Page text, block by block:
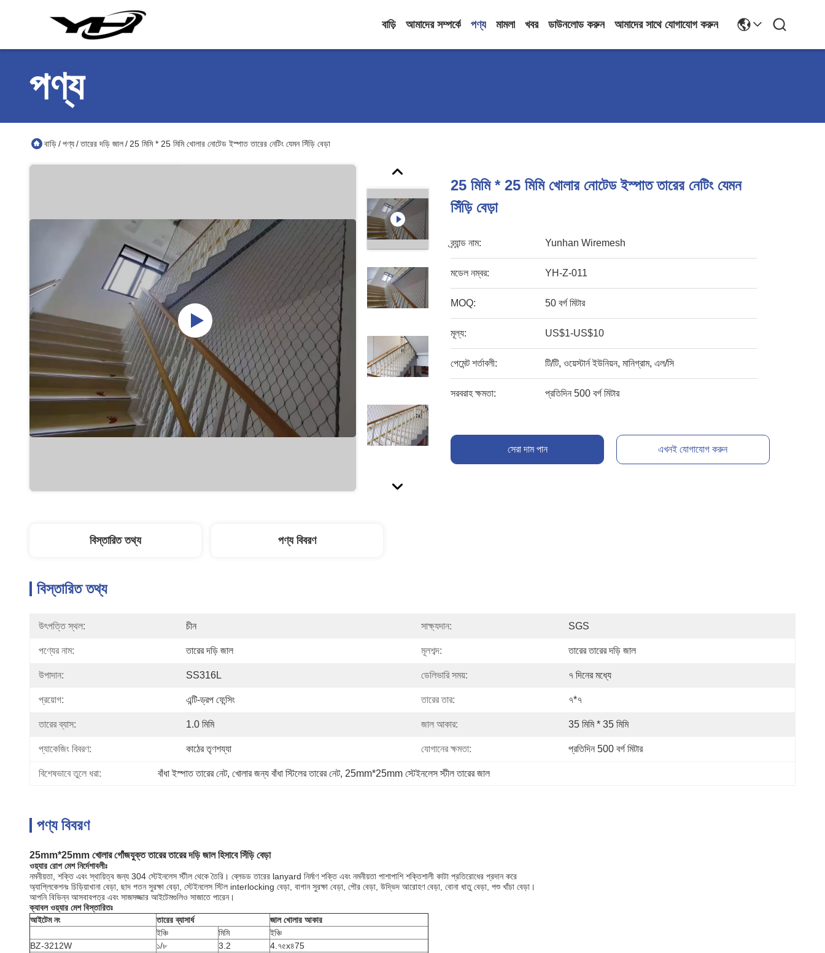
বাড়ি আমাদের সম্পর্কে পণ্য মামলা খবর ডাউনলোড করুন আমাদের সাথে যোগাযোগ করুন
পণ্য
বাড়ি/পণ্য/তারের দড়ি জাল/ 25 মিমি * 25 মিমি খোলার নোটেড ইস্পাত তারের নেটিং যেমন সিঁড়ি বেড়া
25 মিমি * 25 মিমি খোলার নোটেড ইস্পাত তারের নেটিং যেমন
সিঁড়ি বেড়া
ব্র্যান্ড নাম: Yunhan Wiremesh
মডেল নম্বর: YH-Z-011
MOQ: 50 বর্গ মিটার
মূল্য: US$1-US$10
পেমেন্ট শর্তাবলী: টি/টি, ওয়েস্টার্ন ইউনিয়ন, মানিগ্রাম, এল/সি
সরবরাহ ক্ষমতা: প্রতিদিন 500 বর্গ মিটার
সেরা দাম পান এখনই যোগাযোগ করুন
বিস্তারিত তথ্য পণ্য বিবরণ
বিস্তারিত তথ্য
উৎপত্তি স্থল: চীন সাক্ষ্যদান: SGS
পণ্যের নাম: তারের দড়ি জাল মূলশব্দ: তারের তারের দড়ি জাল
উপাদান: SS316L ডেলিভারি সময়: ৭ দিনের মধ্যে
প্রয়োগ: এন্টি-ড্রপ ফেন্সিং তারের তার: ৭*৭
তারের ব্যাস: 1.0 মিমি জাল আকার: 35 মিমি * 35 মিমি
প্যাকেজিং বিবরণ: কাঠের তৃণশয্যা যোগানের ক্ষমতা: প্রতিদিন 500 বর্গ মিটার
বিশেষভাবে তুলে ধরা: বাঁধা ইস্পাত তারের নেট, খোলার জন্য বাঁধা স্টিলের তারের নেট, 25mm*25mm স্টেইনলেস স্টীল তারের জাল
পণ্য বিবরণ
25mm*25mm খোলার গোঁজযুক্ত তারের তারের দড়ি জাল হিসাবে সিঁড়ি বেড়া
ওয়্যার রোপ মেশ নির্দেশাবলীঃ
নমনীয়তা, শক্তি এবং স্থায়িত্ব জন্য 304 স্টেইনলেস স্টীল থেকে তৈরি। ব্লেডড তারের lanyard নির্মাণ শক্তি এবং নমনীয়তা পাশাপাশি শক্তিশালী কাটা প্রতিরোধের প্রদান করে
অ্যাপ্লিকেশনঃ চিড়িয়াখানা বেড়া, ছাদ পতন সুরক্ষা বেড়া, স্টেইনলেস স্টিল interlocking বেড়া, বাগান সুরক্ষা বেড়া, পৌর বেড়া, উদ্ভিদ আরোহণ বেড়া, বোনা ধাতু বেড়া, পশু খাঁচা বেড়া।
আপনি বিভিন্ন আসবাবপত্র এবং সাজসজ্জার আইটেমগুলিও সাজাতে পারেন।
ক্যাবল ওয়্যার মেশ বিস্তারিতঃ
আইটেম নং
তারের ব্যাসার্ধ
জাল খোলার আকার
ইঞ্চি
মিমি
ইঞ্চি
BZ-3212W
১/৮ 3.2
4.৭৫x৪75